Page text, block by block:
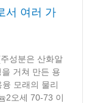
서 여러 가
성분은 산화알
거쳐 만든 용
모래의 물리
2오세 70-73 이